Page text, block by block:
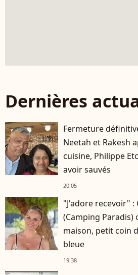
Dernières
Fermeture
Neetah et Rakesh
cuisine, Philippe
avoir sauvés
20:05
"J'adore recevoir" :
(Camping Paradis)
maison, petit coin
bleue
19:38